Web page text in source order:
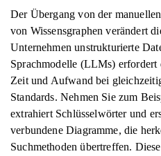
Der Übergang von der
von Wissensgraphen verändert
Unternehmen unstrukturierte
Sprachmodelle (LLMs) erfordert
Zeit und Aufwand bei
Standards. Nehmen Sie zum
extrahiert Schlüsselwörter und
verbundene Diagramme, die
Suchmethoden übertreffen.